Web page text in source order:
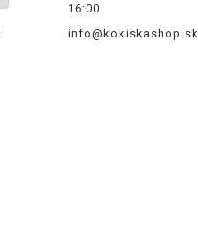
16:00
info@kokiskashop.sk